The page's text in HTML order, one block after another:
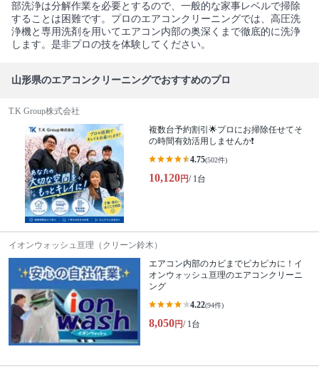
部洗浄は分解作業を必要とするので、一般的な家事レベルで掃除
することは困難です。プロのエアコンクリーニングでは、高圧洗
浄機と専用洗剤を用いてエアコン内部の奥深くまで徹底的に洗浄
します。是非プロの技を体験してください。
山形県のエアコンクリーニングでおすすめのプロ
T.K Group株式会社
複数台予約割引🌟プロにお掃除任せてそ
の時間有効活用しませんか❗️
4.75(502件)
10,120円/ 1台
イオンウォッシュ亘理（クリーン鈴木）
エアコン内部のカビまでピカピカに！イ
オンウォッシュ亘理のエアコンクリーニ
ング
4.22(94件)
8,050円/ 1台